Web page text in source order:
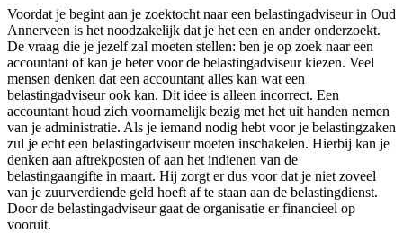
Voordat je begint aan je zoektocht naar een belastingadviseur in Oud
Annerveen is het noodzakelijk dat je het een en ander onderzoekt.
De vraag die je jezelf zal moeten stellen: ben je op zoek naar een
accountant of kan je beter voor de belastingadviseur kiezen. Veel
mensen denken dat een accountant alles kan wat een
belastingadviseur ook kan. Dit idee is alleen incorrect. Een
accountant houd zich voornamelijk bezig met het uit handen nemen
van je administratie. Als je iemand nodig hebt voor je belastingzaken
zul je echt een belastingadviseur moeten inschakelen. Hierbij kan je
denken aan aftrekposten of aan het indienen van de
belastingaangifte in maart. Hij zorgt er dus voor dat je niet zoveel
van je zuurverdiende geld hoeft af te staan aan de belastingdienst.
Door de belastingadviseur gaat de organisatie er financieel op
vooruit.